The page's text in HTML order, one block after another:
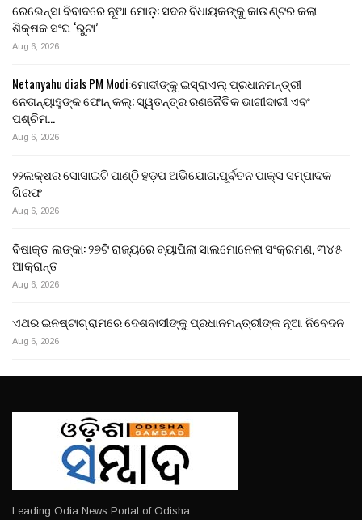
ରେଭେନ୍ସା ବିବାଦରେ ନୂଆ ମୋଡ଼: ସଦର ବିଧାୟକଙ୍କୁ କାଉଣ୍ଟର କଲା
ଶିକ୍ଷକ ସଂଘ ‘ରୁଟା’
Aug 6, 2026
Netanyahu dials PM Modi:ମୋଦୀଙ୍କୁ ଇସ୍ରାଏଲ୍ ପ୍ରଧାନମନ୍ତ୍ରୀ
ନେତାନ୍ୟାହୁଙ୍କ ଫୋନ୍ କଲ୍; ସ୍ୱତନ୍ତ୍ର ରଣନୈତିକ ଭାଗୀଦାରୀ ଏବଂ
ପଶ୍ଚିମ…
Aug 6, 2026
୨୨ଲକ୍ଷର ସୋସାଇଟି ପାଣ୍ଠି ହଡ଼ପ ଅଭିଯୋଗ;ପୂର୍ବତନ ପାକ୍ସ ସମ୍ପାଦକ
ଗିରଫ
Aug 6, 2026
ବିଷାକ୍ତ ଲଙ୍କା: ୨୭ଟି ରାଜ୍ୟରେ ବ୍ୟାପିଲା ସାଲମୋନେଲା ସଂକ୍ରମଣ, ୩୪୫
ଆକ୍ରାନ୍ତ
Aug 6, 2026
ଏଥର ଇନଷ୍ଟାଗ୍ରାମରେ ଦେଶବାସୀଙ୍କୁ ପ୍ରଧାନମନ୍ତ୍ରୀଙ୍କ ନୂଆ ନିବେଦନ
Aug 6, 2026
Leading Odia News Portal of Odisha.